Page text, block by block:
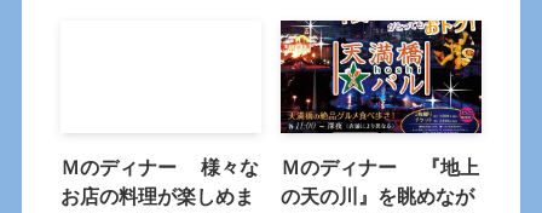
Ｍのディナー 様々な
お店の料理が楽しめま
Ｍのディナー 『地上
の天の川』を眺めなが